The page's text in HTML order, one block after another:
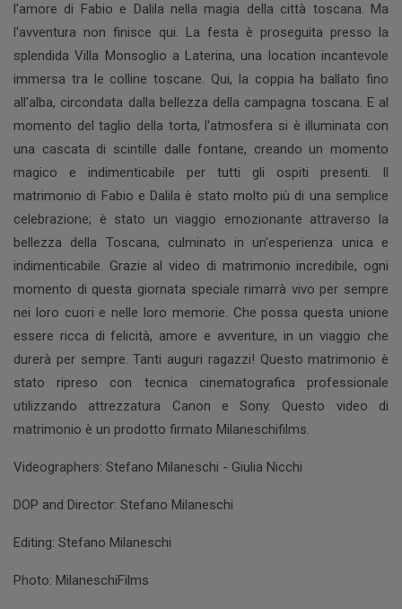
l'amore di Fabio e Dalila nella magia della città toscana. Ma
l'avventura non finisce qui. La festa è proseguita presso la
splendida Villa Monsoglio a Laterina, una location incantevole
immersa tra le colline toscane. Qui, la coppia ha ballato fino
all'alba, circondata dalla bellezza della campagna toscana. E al
momento del taglio della torta, l'atmosfera si è illuminata con
una cascata di scintille dalle fontane, creando un momento
magico e indimenticabile per tutti gli ospiti presenti. Il
matrimonio di Fabio e Dalila è stato molto più di una semplice
celebrazione; è stato un viaggio emozionante attraverso la
bellezza della Toscana, culminato in un'esperienza unica e
indimenticabile. Grazie al video di matrimonio incredibile, ogni
momento di questa giornata speciale rimarrà vivo per sempre
nei loro cuori e nelle loro memorie. Che possa questa unione
essere ricca di felicità, amore e avventure, in un viaggio che
durerà per sempre. Tanti auguri ragazzi! Questo matrimonio è
stato ripreso con tecnica cinematografica professionale
utilizzando attrezzatura Canon e Sony. Questo video di
matrimonio è un prodotto firmato Milaneschifilms.
Videographers: Stefano Milaneschi - Giulia Nicchi
DOP and Director: Stefano Milaneschi
Editing: Stefano Milaneschi
Photo: MilaneschiFilms